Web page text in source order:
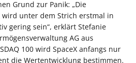
Grund zur Panik: „Die
wird unter dem Strich erstmal in
gering sein“, erklärt Stefanie
AG aus
100 wird SpaceX anfangs nur
die Wertentwicklung bestimmen.